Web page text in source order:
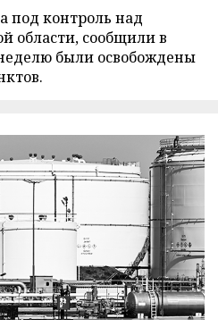
под контроль над
области, сообщили в
были освобождены